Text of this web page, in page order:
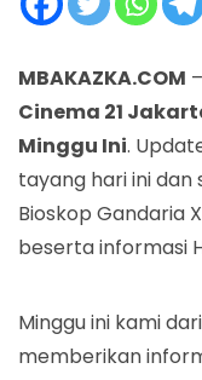
MBAKAZKA.COM –
Cinema 21
Minggu Ini.
tayang hari ini
Bioskop Gandaria
beserta informasi
Minggu ini kami
memberikan